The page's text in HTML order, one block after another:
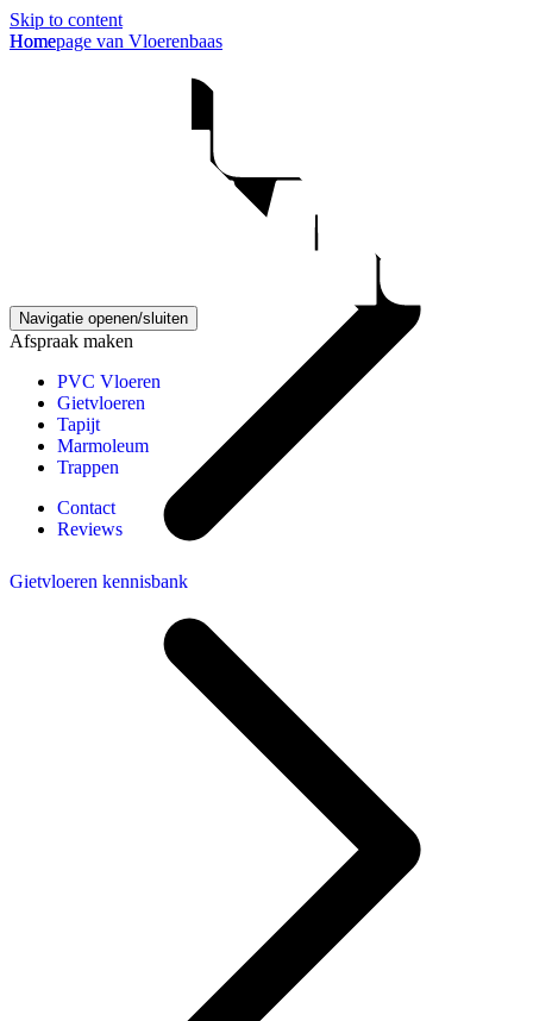
Skip to content
Homepage van Vloerenbaas
Navigatie openen/sluiten
Afspraak maken
PVC Vloeren
Gietvloeren
Tapijt
Marmoleum
Trappen
Contact
Reviews
Home
Gietvloeren kennisbank